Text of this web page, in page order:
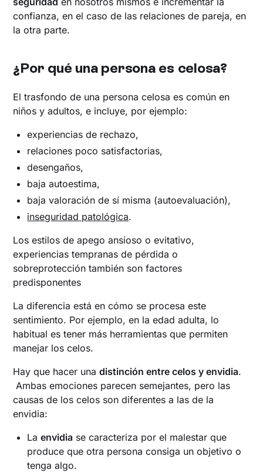
confianza, en el caso de las relaciones de pareja, en
la otra parte.
¿Por qué una persona es celosa?
El trasfondo de una persona celosa es común en
niños y adultos, e incluye, por ejemplo:
experiencias de rechazo,
relaciones poco satisfactorias,
desengaños,
baja autoestima,
baja valoración de sí misma (autoevaluación),
inseguridad patológica.
Los estilos de apego ansioso o evitativo,
experiencias tempranas de pérdida o
sobreprotección también son factores
predisponentes
La diferencia está en cómo se procesa este
sentimiento. Por ejemplo, en la edad adulta, lo
habitual es tener más herramientas que permiten
manejar los celos.
Hay que hacer unadistinción entre celos y envidia.
Ambas emociones parecen semejantes, pero las
causas de los celos son diferentes a las de la
envidia:
Laenvidia se caracteriza por el malestar que
produce que otra persona consiga un objetivo o
tenga algo.